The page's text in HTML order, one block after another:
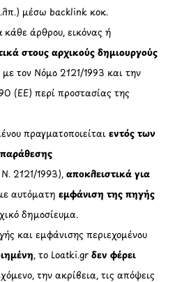
μέσω backlink κοκ.
άρθρου, εικόνας ή
στους αρχικούς δημιουργούς
τον Νόμο 2121/1993 και την
(ΕΕ) περί προστασίας της
πραγματοποιείταιεντός των
2121/1993), αποκλειστικά για
αυτόματηεμφάνιση της πηγής
δημοσίευμα.
και εμφάνισης περιεχομένου
, το Loatki.grδεν φέρει
την ακρίβεια, τις απόψεις